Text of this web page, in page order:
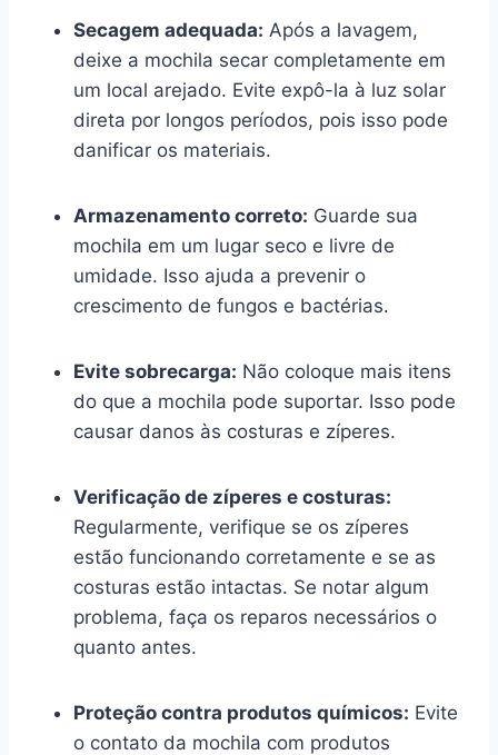
Secagem adequada: Após a lavagem,
deixe a mochila secar completamente em
um local arejado. Evite expô-la à luz solar
direta por longos períodos, pois isso pode
danificar os materiais.
Armazenamento correto: Guarde sua
mochila em um lugar seco e livre de
umidade. Isso ajuda a prevenir o
crescimento de fungos e bactérias.
Evite sobrecarga: Não coloque mais itens
do que a mochila pode suportar. Isso pode
causar danos às costuras e zíperes.
Verificação de zíperes e costuras:
Regularmente, verifique se os zíperes
estão funcionando corretamente e se as
costuras estão intactas. Se notar algum
problema, faça os reparos necessários o
quanto antes.
Proteção contra produtos químicos: Evite
o contato da mochila com produtos